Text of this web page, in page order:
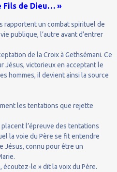
Fils de Dieu… »
rapportent un combat spirituel de
publique, l’autre avant d’entrer
de la Croix à Gethsémani. Ce
Jésus, victorieux en acceptant le
hommes, il devient ainsi la source
les tentations que rejette
l’épreuve des tentations
la voie du Père se fit entendre
Jésus, connu pour être un
écoutez-le » dit la voix du Père.